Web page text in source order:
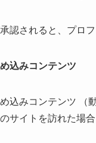
認されると、プロ
込みコンテンツ
込みコンテンツ （
サイトを訪れた場